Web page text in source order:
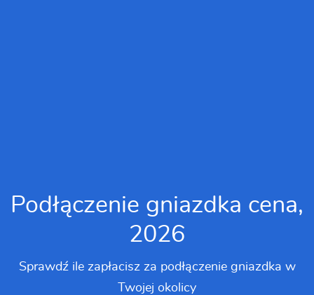
Podłączenie gniazdka cena,
2026
Sprawdź ile zapłacisz za podłączenie gniazdka w
Twojej okolicy